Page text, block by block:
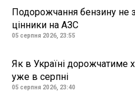
Подорожчання бензину не
цінники на АЗС
05 серпня 2026, 23:55
Як в Україні дорожчатиме
уже в серпні
05 серпня 2026, 23:40